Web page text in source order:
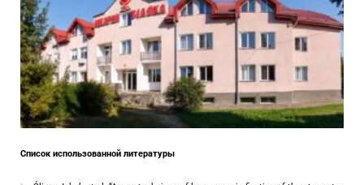
Список использованной литературы